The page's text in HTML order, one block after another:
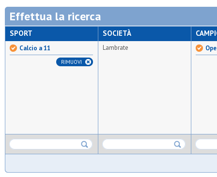
Effettua la ricerca
SPORT
Calcio a 11
RIMUOVI
SOCIETÀ
Lambrate